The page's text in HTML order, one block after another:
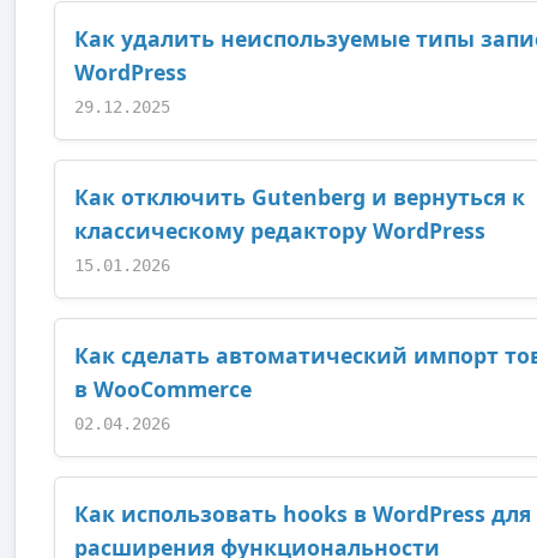
Как удалить неиспользуемые типы
WordPress
29.12.2025
Как отключить Gutenberg и вернуться к
классическому редактору WordPress
15.01.2026
Как сделать автоматический импорт
в WooCommerce
02.04.2026
Как использовать hooks в WordPress для
расширения функциональности